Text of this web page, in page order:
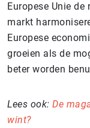
Europese Unie
markt
Europese
groeien als de
beter worden
Lees ook: De
wint?